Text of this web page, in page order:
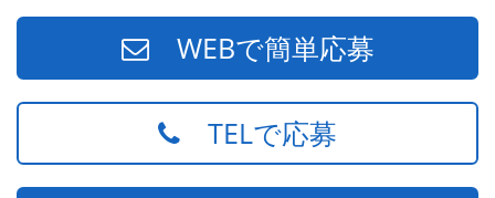
WEBで簡単応募
TELで応募